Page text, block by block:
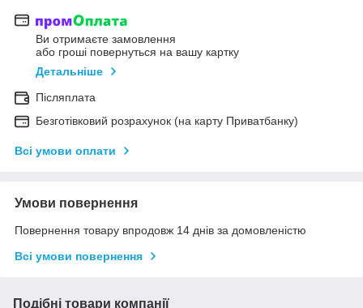
Ви отримаєте замовлення
або гроші повернуться на вашу картку
Детальніше
Післяплата
Безготівковий розрахунок (на карту Приватбанку)
Всі умови оплати
Умови повернення
Повернення товару впродовж 14 днів за домовленістю
Всі умови повернення
Подібні товари компанії